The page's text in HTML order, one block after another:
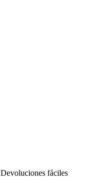
Devoluciones fáciles